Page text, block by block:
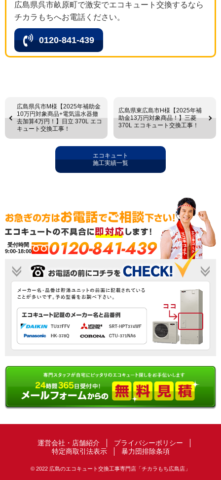
広島県呉市畝原町で激安でエコキュート交換するなら
チカラもちへお電話ください。
0120-841-439
広島県呉市M様【2025年補助金
10万円対象商品+電気温水器撤
去加算4万円！】日立 370L エコ
キュート交換工事！
広島県東広島市H様【2025年補
助金13万円対象商品！】三菱
370L エコキュート交換工事！
エコキュート
施工実績一覧
受付時間
9:00-18:00
0120-841-439
運営会社・店舗紹介
プライバシーポリシー
特定商取引法表示
暴力団排除条項
© 2022 広島のエコキュート交換工事専門店「チカラもち広島店」